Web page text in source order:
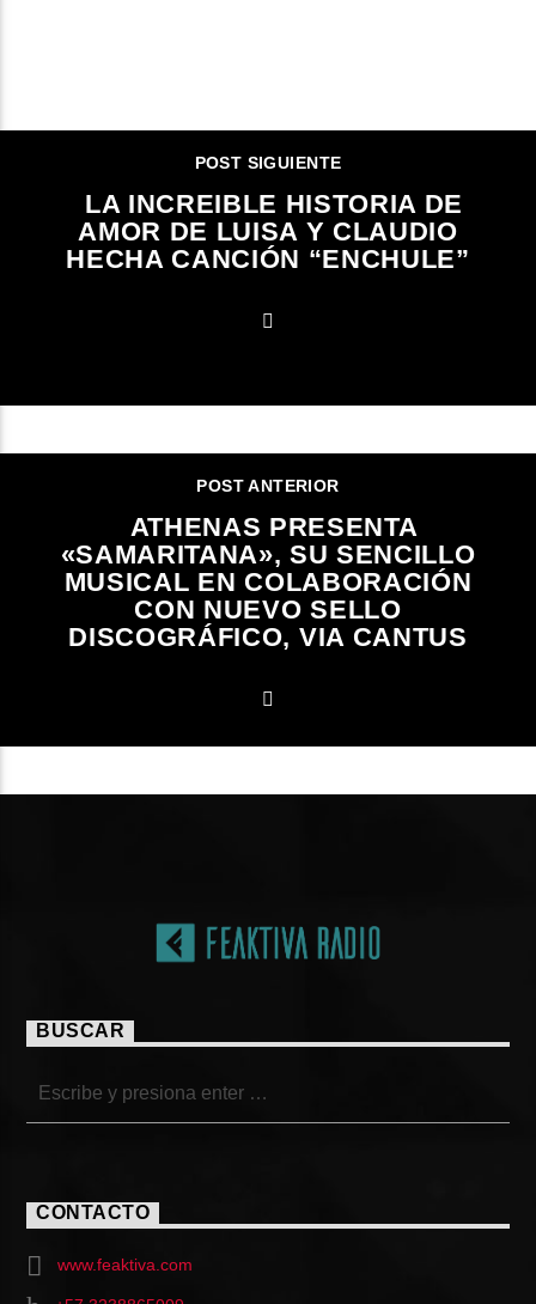
POST SIGUIENTE
LA INCREIBLE HISTORIA DE
AMOR DE LUISA Y CLAUDIO
HECHA CANCIÓN “ENCHULE”
POST ANTERIOR
ATHENAS PRESENTA
«SAMARITANA», SU SENCILLO
MUSICAL EN COLABORACIÓN
CON NUEVO SELLO
DISCOGRÁFICO, VIA CANTUS
BUSCAR
CONTACTO
www.feaktiva.com